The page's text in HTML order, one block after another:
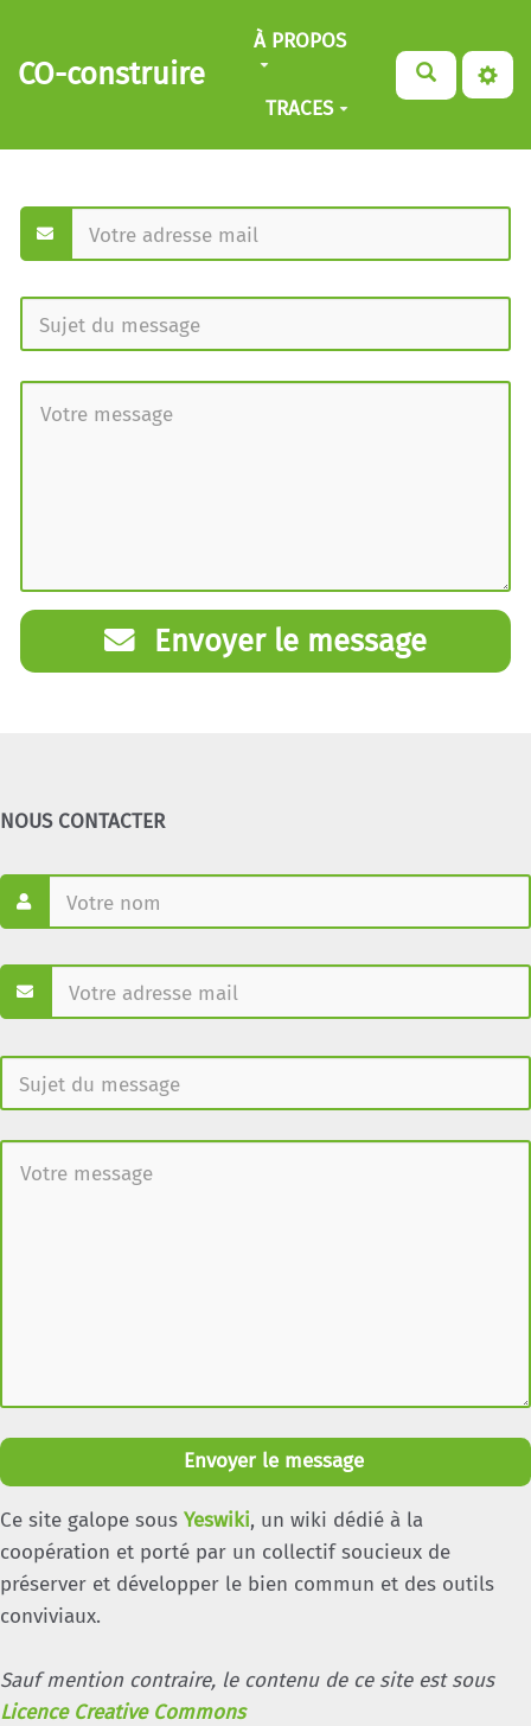
Aller au contenu principal
CO-construire
À PROPOS
TRACES
Envoyer le message
NOUS CONTACTER
Envoyer le message
Ce site galope sous Yeswiki, un wiki dédié à la
coopération et porté par un collectif soucieux de
préserver et développer le bien commun et des outils
conviviaux.
Sauf mention contraire, le contenu de ce site est sous
Licence Creative Commons